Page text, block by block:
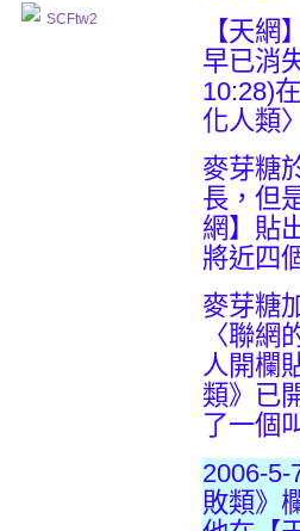
SCFtw2
【天網
早已消
10:28)
化人類
麥芽糖
長，但
網】貼
將近四
麥芽糖
〈聯
人開欄
類》已
了一個
2006-
敗類》